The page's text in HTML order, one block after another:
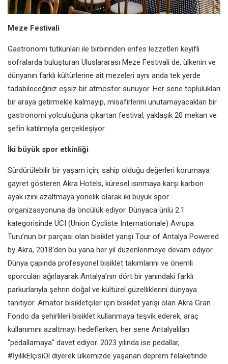
Meze Festivali
Gastronomi tutkunları ile birbirinden enfes lezzetleri keyifli
sofralarda buluşturan Uluslararası Meze Festivali de, ülkenin ve
dünyanın farklı kültürlerine ait mezeleri aynı anda tek yerde
tadabileceğiniz eşsiz bir atmosfer sunuyor. Her sene toplulukları
bir araya getirmekle kalmayıp, misafirlerini unutamayacakları bir
gastronomi yolculuğuna çıkartan festival, yaklaşık 20 mekan ve
şefin katılımıyla gerçekleşiyor.
İki büyük spor etkinliği
Sürdürülebilir bir yaşam için, sahip olduğu değerleri korumaya
gayret gösteren Akra Hotels, küresel ısınmaya karşı karbon
ayak izini azaltmaya yönelik olarak iki büyük spor
organizasyonuna da öncülük ediyor. Dünyaca ünlü 2.1
kategorisinde UCI (Union Cycliste Internationale) Avrupa
Turu’nun bir parçası olan bisiklet yarışı Tour of Antalya Powered
by Akra, 2018’den bu yana her yıl düzenlenmeye devam ediyor.
Dünya çapında profesyonel bisiklet takımlarını ve önemli
sporcuları ağırlayarak Antalya’nın dört bir yanındaki farklı
parkurlarıyla şehrin doğal ve kültürel güzelliklerini dünyaya
tanıtıyor. Amatör bisikletçiler için bisiklet yarışı olan Akra Gran
Fondo da şehirlileri bisiklet kullanmaya teşvik ederek, araç
kullanımını azaltmayı hedeflerken, her sene Antalyalıları
“pedallamaya” davet ediyor. 2023 yılında ise pedallar,
#İyilikElçisiOl diyerek ülkemizde yaşanan deprem felaketinde